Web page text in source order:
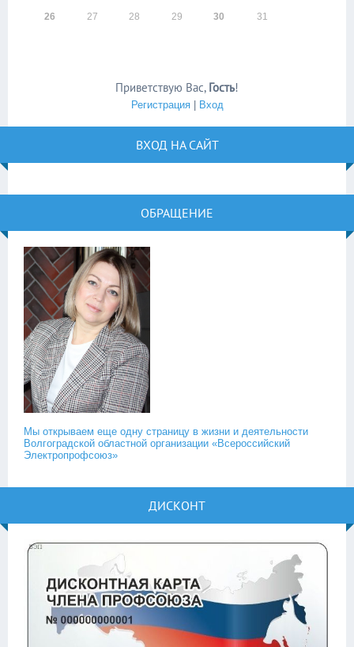
26 27 28 29 30 31
Приветствую Вас, Гость!
Регистрация| Вход
ВХОД НА САЙТ
ОБРАЩЕНИЕ
Мы открываем еще одну страницу в жизни и деятельности
Волгоградской областной организации «Всероссийский
Электропрофсоюз»
ДИСКОНТ